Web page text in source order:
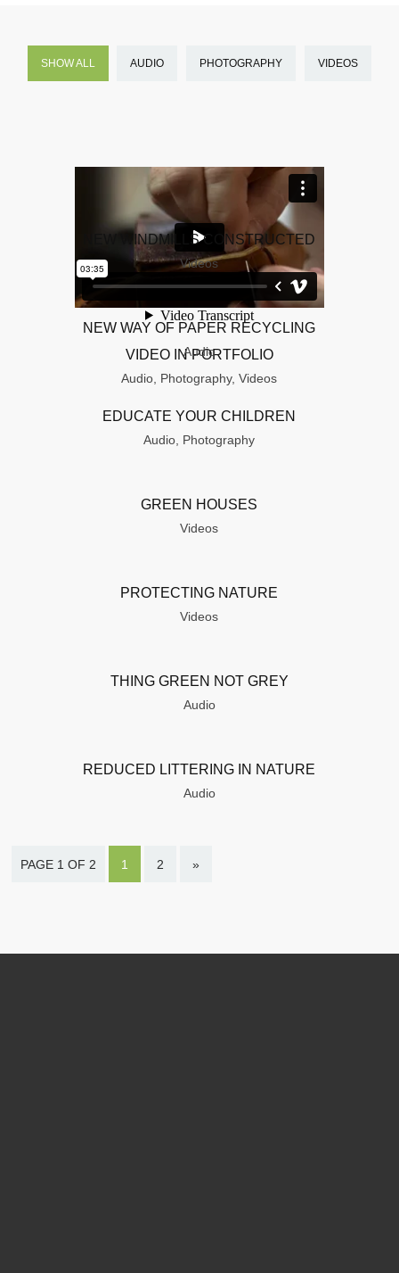
SHOW ALL AUDIO PHOTOGRAPHY VIDEOS
VIDEO IN PORTFOLIO
Audio, Photography, Videos
NEW WINDMILLS CONSTRUCTED
Videos
NEW WAY OF PAPER RECYCLING
Audio
EDUCATE YOUR CHILDREN
Audio, Photography
GREEN HOUSES
Videos
PROTECTING NATURE
Videos
THING GREEN NOT GREY
Audio
REDUCED LITTERING IN NATURE
Audio
PAGE 1 OF 2 1 2 »